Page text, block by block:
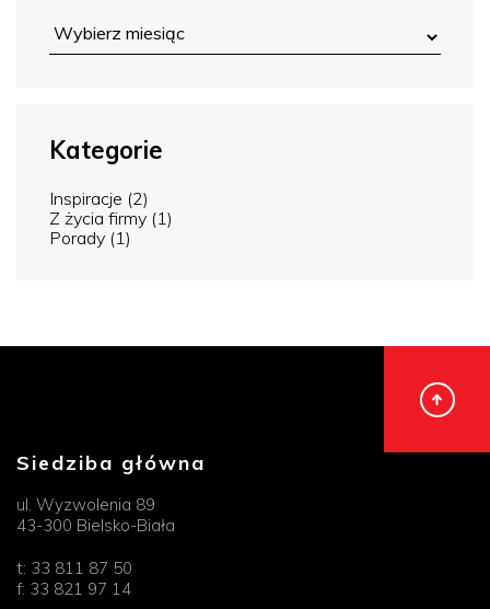
Kategorie
Inspiracje (2)
Z życia firmy (1)
Porady (1)
Siedziba główna
ul. Wyzwolenia 89
43-300 Bielsko-Biała
t: 33 811 87 50
f: 33 821 97 14